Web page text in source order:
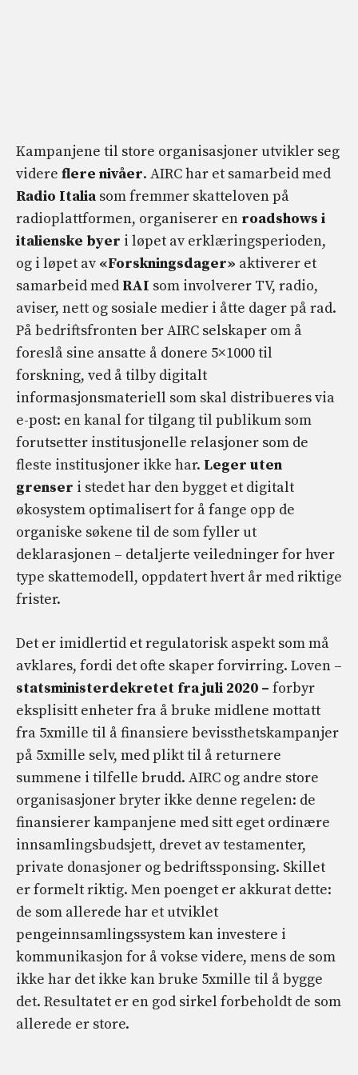
Kampanjene til store organisasjoner utvikler seg
videre flere nivåer. AIRC har et samarbeid med
Radio Italia som fremmer skatteloven på
radioplattformen, organiserer en roadshows i
italienske byer i løpet av erklæringsperioden,
og i løpet av «Forskningsdager» aktiverer et
samarbeid med RAI som involverer TV, radio,
aviser, nett og sosiale medier i åtte dager på rad.
På bedriftsfronten ber AIRC selskaper om å
foreslå sine ansatte å donere 5×1000 til
forskning, ved å tilby digitalt
informasjonsmateriell som skal distribueres via
e-post: en kanal for tilgang til publikum som
forutsetter institusjonelle relasjoner som de
fleste institusjoner ikke har. Leger uten
grenser i stedet har den bygget et digitalt
økosystem optimalisert for å fange opp de
organiske søkene til de som fyller ut
deklarasjonen – detaljerte veiledninger for hver
type skattemodell, oppdatert hvert år med riktige
frister.
Det er imidlertid et regulatorisk aspekt som må
avklares, fordi det ofte skaper forvirring. Loven –
statsministerdekretet fra juli 2020 – forbyr
eksplisitt enheter fra å bruke midlene mottatt
fra 5xmille til å finansiere bevissthetskampanjer
på 5xmille selv, med plikt til å returnere
summene i tilfelle brudd. AIRC og andre store
organisasjoner bryter ikke denne regelen: de
finansierer kampanjene med sitt eget ordinære
innsamlingsbudsjett, drevet av testamenter,
private donasjoner og bedriftssponsing. Skillet
er formelt riktig. Men poenget er akkurat dette:
de som allerede har et utviklet
pengeinnsamlingssystem kan investere i
kommunikasjon for å vokse videre, mens de som
ikke har det ikke kan bruke 5xmille til å bygge
det. Resultatet er en god sirkel forbeholdt de som
allerede er store.